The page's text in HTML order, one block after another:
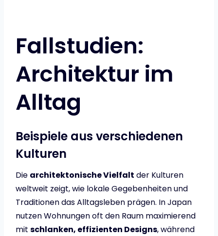
Fallstudien:
Architektur im
Alltag
Beispiele aus verschiedenen
Kulturen
Die architektonische Vielfalt der Kulturen
weltweit zeigt, wie lokale Gegebenheiten und
Traditionen das Alltagsleben prägen. In Japan
nutzen Wohnungen oft den Raum maximierend
mit schlanken, effizienten Designs, während